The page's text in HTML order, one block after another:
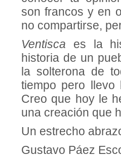
son francos y en
no compartirse,
Ventisca es la
historia de un
la solterona de
tiempo pero llevo
Creo que hoy le
una creación que
Un estrecho
Gustavo Páez